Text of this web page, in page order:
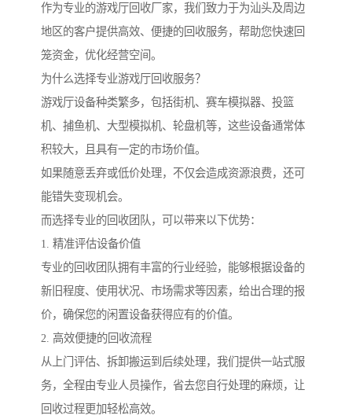
作为专业的游戏厅回收厂家，我们致力于为汕头及周边
地区的客户提供高效、便捷的回收服务，帮助您快速回
笼资金，优化经营空间。
为什么选择专业游戏厅回收服务？
游戏厅设备种类繁多，包括街机、赛车模拟器、投篮
机、捕鱼机、大型模拟机、轮盘机等，这些设备通常体
积较大，且具有一定的市场价值。
如果随意丢弃或低价处理，不仅会造成资源浪费，还可
能错失变现机会。
而选择专业的回收团队，可以带来以下优势：
1. 精准评估设备价值
专业的回收团队拥有丰富的行业经验，能够根据设备的
新旧程度、使用状况、市场需求等因素，给出合理的报
价，确保您的闲置设备获得应有的价值。
2. 高效便捷的回收流程
从上门评估、拆卸搬运到后续处理，我们提供一站式服
务，全程由专业人员操作，省去您自行处理的麻烦，让
回收过程更加轻松高效。